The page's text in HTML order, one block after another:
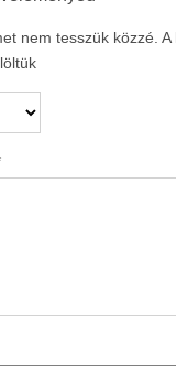
nem tesszük közzé. A